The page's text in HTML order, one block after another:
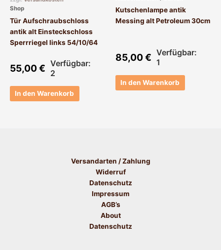
Shop
Tür Aufschraubschloss
antik alt Einsteckschloss
Sperrriegel links 54/10/64
55,00€ Verfügbar:
2
In den Warenkorb
Kutschenlampe antik
Messing alt Petroleum 30cm
85,00€ Verfügbar:
1
In den Warenkorb
Versandarten / Zahlung
Widerruf
Datenschutz
Impressum
AGB’s
About
Datenschutz